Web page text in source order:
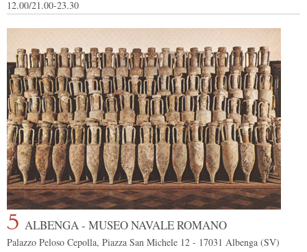
12.00/21.00-23.30
5 ALBENGA - MUSEO NAVALE ROMANO
Palazzo Peloso Cepolla, Piazza San Michele 12 - 17031 Albenga (SV)